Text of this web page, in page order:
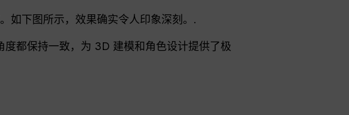
如下图所示，效果确实令人印象深刻。.
都保持一致，为 3D 建模和角色设计提供了极